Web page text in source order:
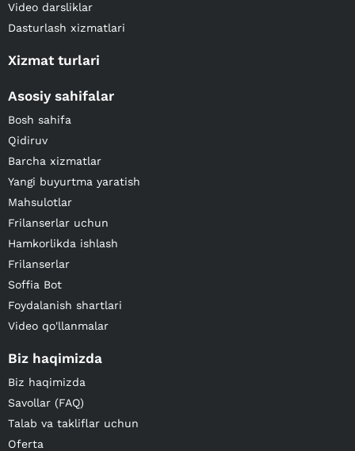
Video darsliklar
Dasturlash xizmatlari
Xizmat turlari
Asosiy sahifalar
Bosh sahifa
Qidiruv
Barcha xizmatlar
Yangi buyurtma yaratish
Mahsulotlar
Frilanserlar uchun
Hamkorlikda ishlash
Frilanserlar
Soffia Bot
Foydalanish shartlari
Video qo'llanmalar
Biz haqimizda
Biz haqimizda
Savollar (FAQ)
Talab va takliflar uchun
Oferta